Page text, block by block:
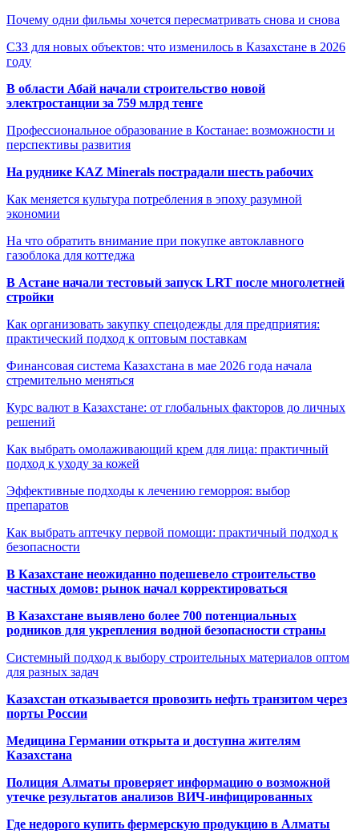
Почему одни фильмы хочется пересматривать снова и снова
СЗЗ для новых объектов: что изменилось в Казахстане в 2026
году
В области Абай начали строительство новой
электростанции за 759 млрд тенге
Профессиональное образование в Костанае: возможности и
перспективы развития
На руднике KAZ Minerals пострадали шесть рабочих
Как меняется культура потребления в эпоху разумной
экономии
На что обратить внимание при покупке автоклавного
газоблока для коттеджа
В Астане начали тестовый запуск LRT после многолетней
стройки
Как организовать закупку спецодежды для предприятия:
практический подход к оптовым поставкам
Финансовая система Казахстана в мае 2026 года начала
стремительно меняться
Курс валют в Казахстане: от глобальных факторов до личных
решений
Как выбрать омолаживающий крем для лица: практичный
подход к уходу за кожей
Эффективные подходы к лечению геморроя: выбор
препаратов
Как выбрать аптечку первой помощи: практичный подход к
безопасности
В Казахстане неожиданно подешевело строительство
частных домов: рынок начал корректироваться
В Казахстане выявлено более 700 потенциальных
родников для укрепления водной безопасности страны
Системный подход к выбору строительных материалов оптом
для разных задач
Казахстан отказывается провозить нефть транзитом через
порты России
Медицина Германии открыта и доступна жителям
Казахстана
Полиция Алматы проверяет информацию о возможной
утечке результатов анализов ВИЧ-инфицированных
Где недорого купить фермерскую продукцию в Алматы